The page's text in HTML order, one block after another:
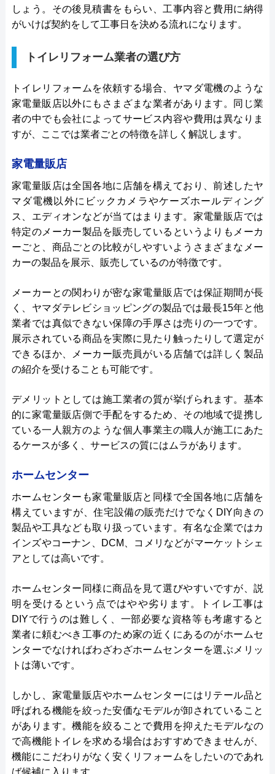
しょう。その後見積書をもらい、工事内容と費用に納得
がいけば契約をして工事日を決める流れになります。
トイレリフォーム業者の選び方
トイレリフォームを依頼する場合、ヤマダ電機のような
家電量販店以外にもさまざまな業者があります。同じ業
者の中でも会社によってサービス内容や費用は異なりま
すが、ここでは業者ごとの特徴を詳しく解説します。
家電量販店
家電量販店は全国各地に店舗を構えており、前述したヤ
マダ電機以外にビックカメラやケーズホールディング
ス、エディオンなどが当てはまります。家電量販店では
特定のメーカー製品を販売しているというよりもメーカ
ーごと、商品ごとの比較がしやすいようさまざまなメー
カーの製品を展示、販売しているのが特徴です。
メーカーとの関わりが密な家電量販店では保証期間が長
く、ヤマダテレビショッピングの製品では最長15年と他
業者では真似できない保障の手厚さは売りの一つです。
展示されている商品を実際に見たり触ったりして選定が
できるほか、メーカー販売員がいる店舗では詳しく製品
の紹介を受けることも可能です。
デメリットとしては施工業者の質が挙げられます。基本
的に家電量販店側で手配をするため、その地域で提携し
ている一人親方のような個人事業主の職人が施工にあた
るケースが多く、サービスの質にはムラがあります。
ホームセンター
ホームセンターも家電量販店と同様で全国各地に店舗を
構えていますが、住宅設備の販売だけでなくDIY向きの
製品や工具なども取り扱っています。有名な企業ではカ
インズやコーナン、DCM、コメリなどがマーケットシェ
アとしては高いです。
ホームセンター同様に商品を見て選びやすいですが、説
明を受けるという点ではやや劣ります。トイレ工事は
DIYで行うのは難しく、一部必要な資格等も考慮すると
業者に頼むべき工事のため家の近くにあるのがホームセ
ンターでなければわざわざホームセンターを選ぶメリッ
トは薄いです。
しかし、家電量販店やホームセンターにはリテール品と
呼ばれる機能を絞った安価なモデルが卸されていること
があります。機能を絞ることで費用を抑えたモデルなの
で高機能トイレを求める場合はおすすめできませんが、
機能にこだわりがなく安くリフォームをしたいのであれ
ば候補に入ります。